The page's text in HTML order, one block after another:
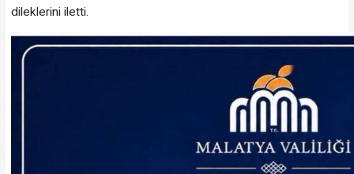
dileklerini iletti.